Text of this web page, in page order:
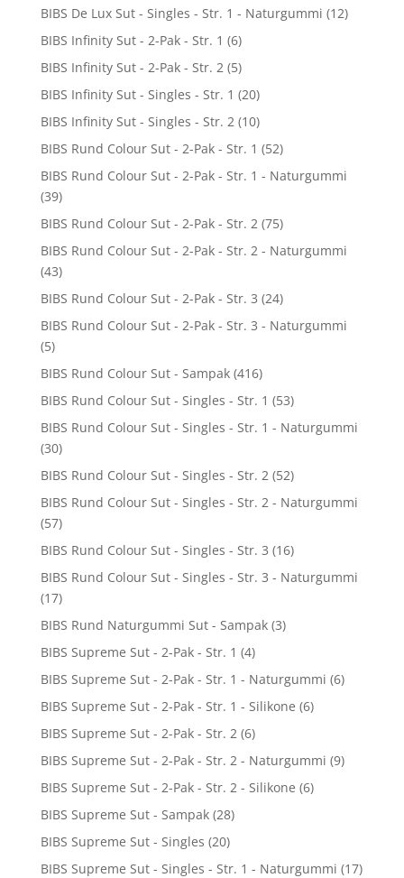
BIBS De Lux Sut - Singles - Str. 1 - Naturgummi (12)
BIBS Infinity Sut - 2-Pak - Str. 1 (6)
BIBS Infinity Sut - 2-Pak - Str. 2 (5)
BIBS Infinity Sut - Singles - Str. 1 (20)
BIBS Infinity Sut - Singles - Str. 2 (10)
BIBS Rund Colour Sut - 2-Pak - Str. 1 (52)
BIBS Rund Colour Sut - 2-Pak - Str. 1 - Naturgummi
(39)
BIBS Rund Colour Sut - 2-Pak - Str. 2 (75)
BIBS Rund Colour Sut - 2-Pak - Str. 2 - Naturgummi
(43)
BIBS Rund Colour Sut - 2-Pak - Str. 3 (24)
BIBS Rund Colour Sut - 2-Pak - Str. 3 - Naturgummi
(5)
BIBS Rund Colour Sut - Sampak (416)
BIBS Rund Colour Sut - Singles - Str. 1 (53)
BIBS Rund Colour Sut - Singles - Str. 1 - Naturgummi
(30)
BIBS Rund Colour Sut - Singles - Str. 2 (52)
BIBS Rund Colour Sut - Singles - Str. 2 - Naturgummi
(57)
BIBS Rund Colour Sut - Singles - Str. 3 (16)
BIBS Rund Colour Sut - Singles - Str. 3 - Naturgummi
(17)
BIBS Rund Naturgummi Sut - Sampak (3)
BIBS Supreme Sut - 2-Pak - Str. 1 (4)
BIBS Supreme Sut - 2-Pak - Str. 1 - Naturgummi (6)
BIBS Supreme Sut - 2-Pak - Str. 1 - Silikone (6)
BIBS Supreme Sut - 2-Pak - Str. 2 (6)
BIBS Supreme Sut - 2-Pak - Str. 2 - Naturgummi (9)
BIBS Supreme Sut - 2-Pak - Str. 2 - Silikone (6)
BIBS Supreme Sut - Sampak (28)
BIBS Supreme Sut - Singles (20)
BIBS Supreme Sut - Singles - Str. 1 - Naturgummi (17)